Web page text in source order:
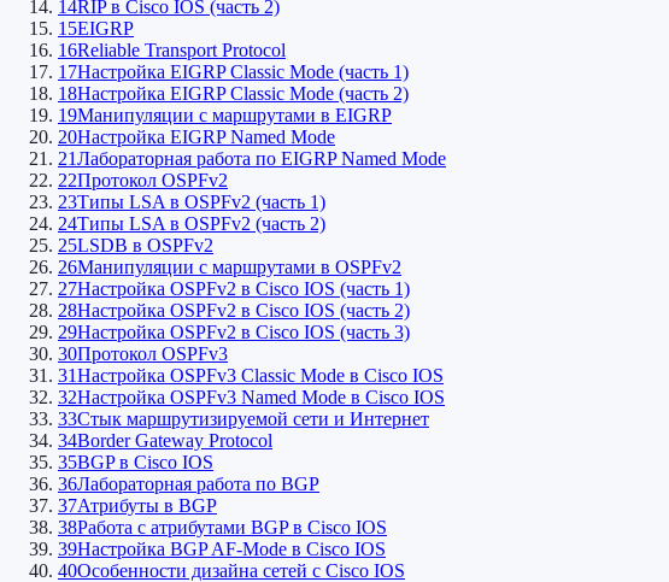
14RIP в Cisco IOS (часть 2)
15EIGRP
16Reliable Transport Protocol
17Настройка EIGRP Classic Mode (часть 1)
18Настройка EIGRP Classic Mode (часть 2)
19Манипуляции с маршрутами в EIGRP
20Настройка EIGRP Named Mode
21Лабораторная работа по EIGRP Named Mode
22Протокол OSPFv2
23Типы LSA в OSPFv2 (часть 1)
24Типы LSA в OSPFv2 (часть 2)
25LSDB в OSPFv2
26Манипуляции с маршрутами в OSPFv2
27Настройка OSPFv2 в Cisco IOS (часть 1)
28Настройка OSPFv2 в Cisco IOS (часть 2)
29Настройка OSPFv2 в Cisco IOS (часть 3)
30Протокол OSPFv3
31Настройка OSPFv3 Classic Mode в Cisco IOS
32Настройка OSPFv3 Named Mode в Cisco IOS
33Стык маршрутизируемой сети и Интернет
34Border Gateway Protocol
35BGP в Cisco IOS
36Лабораторная работа по BGP
37Атрибуты в BGP
38Работа с атрибутами BGP в Cisco IOS
39Настройка BGP AF-Mode в Cisco IOS
40Особенности дизайна сетей c Cisco IOS